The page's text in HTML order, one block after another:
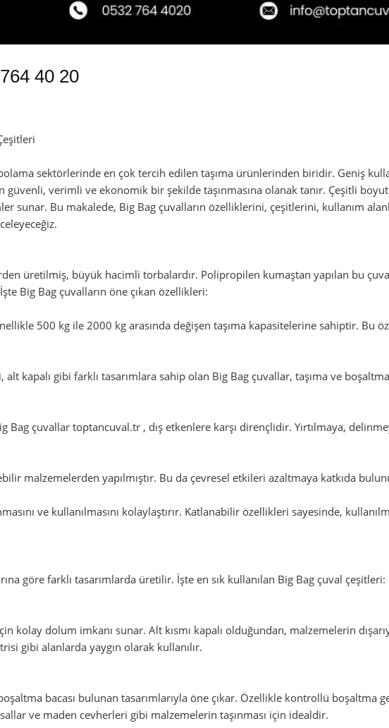
40 20
sektörlerinde en çok tercih edilen taşıma ürünlerinden biridir. Geniş
verimli ve ekonomik bir şekilde taşınmasına olanak tanır. Çeşitli
sunar. Bu makalede, Big Bag çuvalların özelliklerini, çeşitlerini, kullanım
üretilmiş, büyük hacimli torbalardır. Polipropilen kumaştan yapılan bu
Big Bag çuvalların öne çıkan özellikleri:
500 kg ile 2000 kg arasında değişen taşıma kapasitelerine sahiptir. Bu
alt kapalı gibi farklı tasarımlara sahip olan Big Bag çuvallar, taşıma ve
Bag çuvallar toptancuval.tr , dış etkenlere karşı dirençlidir. Yırtılmaya,
malzemelerden yapılmıştır. Bu da çevresel etkileri azaltmaya katkıda
ve kullanılmasını kolaylaştırır. Katlanabilir özellikleri sayesinde,
göre farklı tasarımlarda üretilir. İşte en sık kullanılan Big Bag çuval çeşitleri:
kolay dolum imkanı sunar. Alt kısmı kapalı olduğundan, malzemelerin
gibi alanlarda yaygın olarak kullanılır.
bacası bulunan tasarımlarıyla öne çıkar. Özellikle kontrollü boşaltma
ve maden cevherleri gibi malzemelerin taşınması için idealdir.